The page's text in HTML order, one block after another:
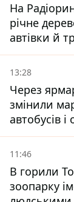
На
річне
автівки й
людину -
13:28
Через
змінили
автобусів
11:46
В горили
зоопарку